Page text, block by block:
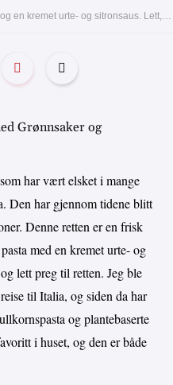
Grønnsaker og
har vært elsket i mange
Den har gjennom tidene blitt
Denne retten er en frisk
med en kremet urte- og
lett preg til retten. Jeg ble
til Italia, og siden da har
og plantebaserte
i huset, og den er både